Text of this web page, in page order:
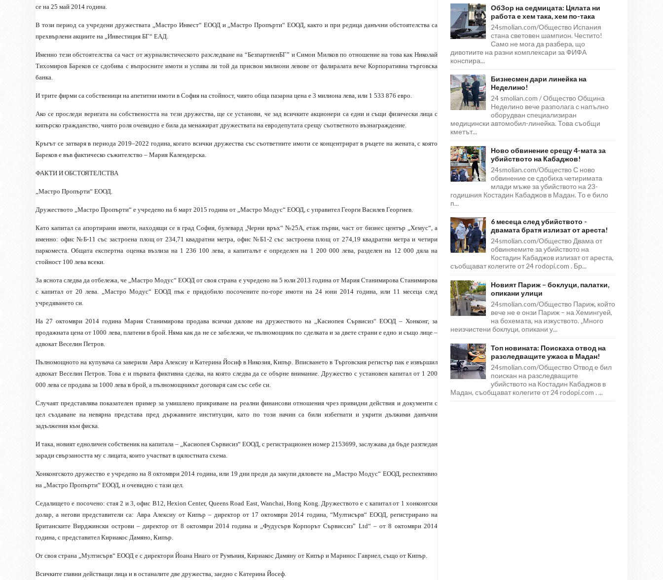
се на 25 май 2014 година.
В този период са учредени дружествата „Мастро Инвест“ ЕООД и „Мастро Пропърти“ ЕООД, както и при редица данъчни обстоятелства са
прехвърлени акциите на „Инвестиция БГ“ ЕАД.
Именно тези обстоятелства са част от журналистическото разследване на “БезпартиенБГ” и Симон Милков по отношение на това как Николай
Тихомиров Бареков се сдобива с въпросните имоти и успява ли той да присвои милиони левове от фалиралата вече Корпоративна търговска
банка.
И трите фирми са собственици на апетитни имоти в София на стойност, чиято обща пазарна цена е 3 милиона лева, или 1 533 876 евро.
Ако се проследи веригата на собствеността на тези дружества, ще се установи, че зад всичките акционери са едни и същи физически лица с
кипърско гражданство, чиято роля очевидно е била да менажират дружествата на евродепутата срещу съответното възнаграждение.
Кръгът се затваря в периода 2019–2022 година, когато всички дружества със съответните имоти се концентрират в ръцете на жената, с която
Бареков е във фактическо съжителство – Мария Календерска.
ФАКТИ И ОБСТОЯТЕЛСТВА
„Мастро Пропърти“ ЕООД.
Дружеството „Мастро Пропърти“ е учредено на 6 март 2015 година от „Мастро Модус“ ЕООД, с управител Георги Василев Георгиев.
Като капитал са апортирани имоти, находящи се в град София, булевард „Черни връх“ №25А, етаж първи, част от бизнес център „Хемус“, а
именно: офис №Б-11 със застроена площ от 234,71 квадратни метра, офис №Б1-2 със застроена площ от 274,19 квадратни метра и четири
паркоместа. Общата експертна оценка възлиза на 1 236 100 лева, а капиталът е определен на 1 200 000 лева, разделен на 12 000 дяла на
стойност 100 лева всеки.
За яснота следва да отбележа, че „Мастро Модус“ ЕООД от своя страна е учредено на 5 юли 2013 година от Мария Станимирова Станимирова
с капитал от 20 лева. „Мастро Модус“ ЕООД пък е придобило посочените по-горе имоти на 24 юни 2014 година, или 11 месеца след
учредяването си.
На 27 октомври 2014 година Мария Станимирова продава всички дялове на дружеството на „Касиопея Сървисиз“ ЕООД – Хонконг, за
продажната цена от 1000 лева, платени в брой. Няма как да не се забележи, че пълномощник по сделката и за двете страни е едно и също лице –
адвокат Веселин Петров.
Пълномощното на купувача са заверили Авра Алексиу и Катерина Йосиф в Никозия, Кипър. Вписването в Търговския регистър пак е извършил
адвокат Веселин Петров. Това е и първата фиктивна сделка, на която следва да се обърне внимание. Дружество с установен капитал от 1 200
000 лева се продава за 1000 лева в брой, а пълномощникът договаря сам със себе си.
Случаят представлява показателен пример за умишлено прикриване на реални финансови отношения чрез привидни действия и документи с
цел създаване на невярна представа пред държавните институции, като по този начин са били избегнати и укрити дължими данъчни
задължения към фиска.
И така, новият едноличен собственик на капитала – „Касиопея Сървисиз“ ЕООД, с регистрационен номер 2153699, заслужава да бъде разгледан
заради свързаността му с лицата, които участват в цялостната схема.
Хонконгското дружество е учредено на 8 октомври 2014 година, или 19 дни преди да закупи дяловете на „Мастро Модус“ ЕООД, респективно
на „Мастро Пропърти“ ЕООД, и очевидно с тази цел.
Седалището е посочено: стая 2 и 3, офис B12, Hexion Center, Queens Road East, Wanchai, Hong Kong. Дружеството е с капитал от 1 хонконгски
долар, а негови представители са: Авра Алексиу от Кипър – директор от 17 октомври 2014 година, “Мултисърв“ ЕООД, регистрирано на
Британските Вирджински острови – директор от 8 октомври 2014 година и „Фудусърв Корпорът Сървиссиз” Ltd“ – от 8 октомври 2014
година, с представител Кириакос Дамяно, Кипър.
От своя страна „Мултисърв“ ЕООД е с директори Йоана Ниаго от Румъния, Кириакос Дамяну от Кипър и Маринос Гавриел, също от Кипър.
Всичките главни действащи лица и в останалите две дружества, заедно с Катерина Йосеф.
ОбЗор на седмицата: Цялата ни
работа е хем така, хем по-така
24smolian.com/Общество Испания
стана световен шампион. Честито!
Само не мога да разбера, що
дивотиите на разни комплексари за ФИФА
конспира...
Бизнесмен дари линейка на
Неделино!
24 smolian.com / Общество Община
Неделино вече разполага с напълно
оборудван специализиран
медицински автомобил-линейка. Това съобщи
кметът...
Ново обвинение срещу 4-мата за
убийството на Кабаджов!
24smolian.com/Общество С ново
обвинение се сдобиха четиримата
млади мъже за убийството на 23-
годишния Костадин Кабаджов в Мадан. То е било
п...
6 месеца след убийството -
двамата братя излизат от ареста!
24smolian.com/Общество Двама от
обвиняемите за убийството на
Костадин Кабаджов излизат от ареста,
съобщават колегите от 24 rodopi.com . Бр...
Новият Париж – боклуци, палатки,
опикани улици
24smolian.com/Общество Париж, който
вече не е онзи Париж – на Хемингуей,
на бохемата, на изкуството. „Много
неизчистени боклуци, опикани у...
Топ новината: Поискаха отвод на
разследващите ужаса в Мадан!
24smolian.com/Общество Отвод е бил
поискан на разследващите
убийството на Костадин Кабаджов в
Мадан, съобщават колегите от 24 rodopi.com . ...